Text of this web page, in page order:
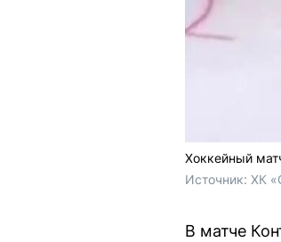
Хоккейный
Источник: ХК
В матче